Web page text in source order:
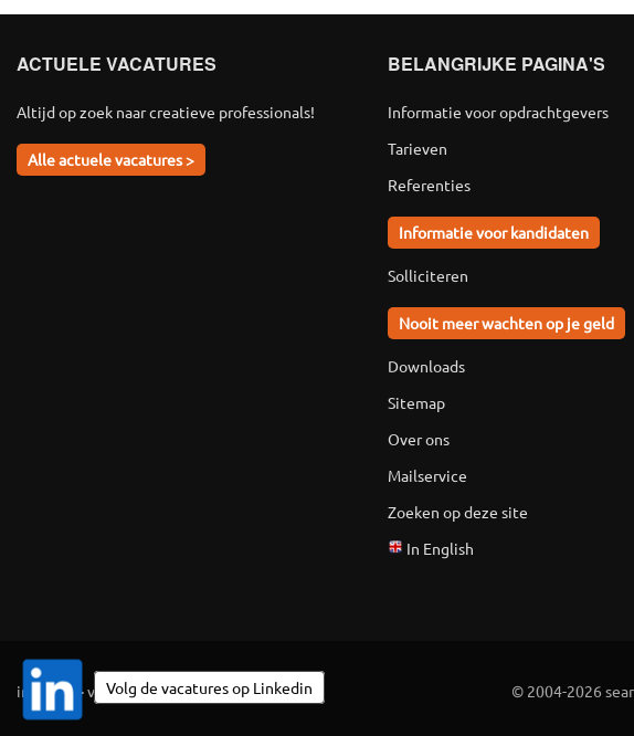
ACTUELE VACATURES
Altijd op zoek naar creatieve professionals!
Alle actuele vacatures >
BELANGRIJKE PAGINA'S
Informatie voor opdrachtgevers
Tarieven
Referenties
Informatie voor kandidaten
Solliciteren
Nooit meer wachten op je geld
Downloads
Sitemap
Over ons
Mailservice
Zoeken op deze site
In English
ingevuld ·vaknieuws ·colofon © 2004-2026
Volg de vacatures op Linkedin